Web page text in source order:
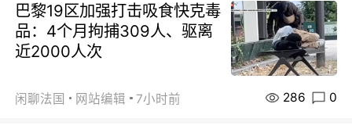
巴黎19区加强打击吸食快克毒
品：4个月拘捕309人、驱离
近2000人次
闲聊法国 网站编辑 7小时前 286 0